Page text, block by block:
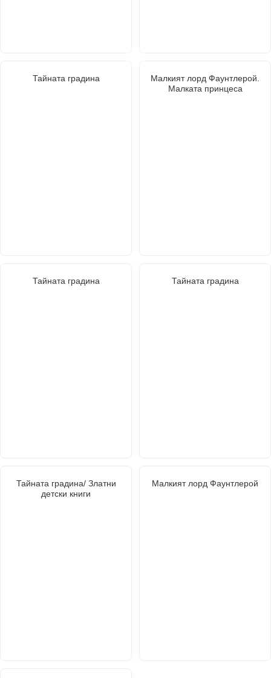
Тайната градина
Малкият лорд Фаунтлерой.
Малката принцеса
Тайната градина Тайната градина
Тайната градина/ Златни
детски книги
Малкият лорд Фаунтлерой